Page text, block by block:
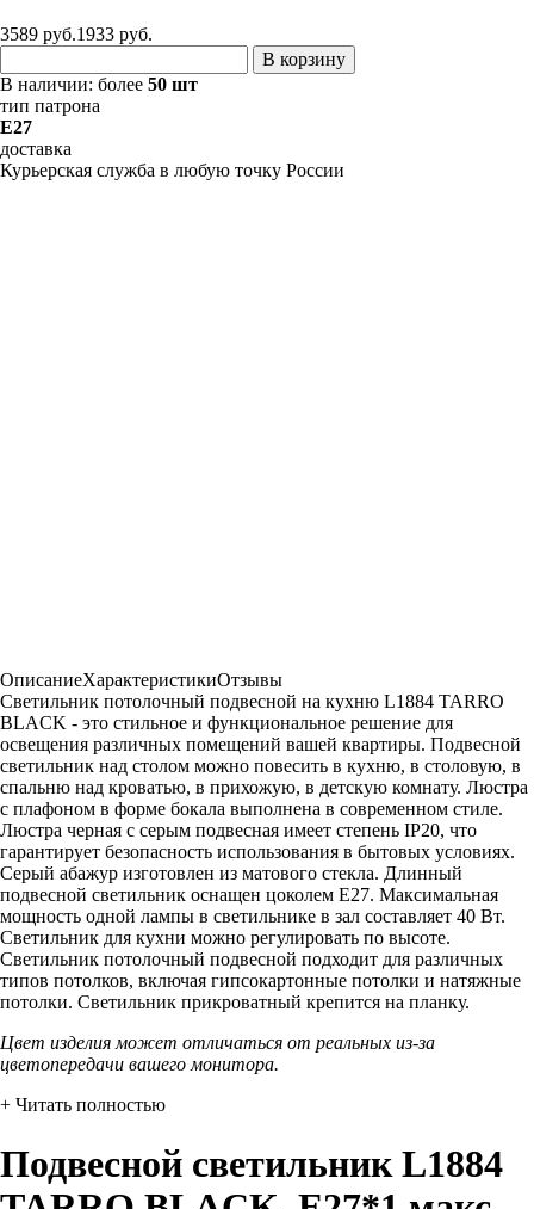
3589 руб.1933 руб.
В корзину
В наличии: более 50 шт
тип патрона
E27
доставка
Курьерская служба в любую точку России
ОписаниеХарактеристикиОтзывы
Светильник потолочный подвесной на кухню L1884 TARRO
BLACK - это стильное и функциональное решение для
освещения различных помещений вашей квартиры. Подвесной
светильник над столом можно повесить в кухню, в столовую, в
спальню над кроватью, в прихожую, в детскую комнату. Люстра
с плафоном в форме бокала выполнена в современном стиле.
Люстра черная с серым подвесная имеет степень IP20, что
гарантирует безопасность использования в бытовых условиях.
Серый абажур изготовлен из матового стекла. Длинный
подвесной светильник оснащен цоколем Е27. Максимальная
мощность одной лампы в светильнике в зал составляет 40 Вт.
Светильник для кухни можно регулировать по высоте.
Светильник потолочный подвесной подходит для различных
типов потолков, включая гипсокартонные потолки и натяжные
потолки. Светильник прикроватный крепится на планку.
Цвет изделия может отличаться от реальных из-за
цветопередачи вашего монитора.
+ Читать полностью
Подвесной светильник L1884